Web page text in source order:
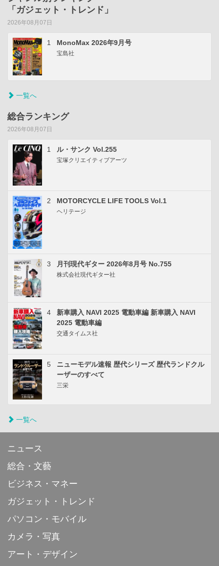
「ガジェット・トレンド」
2026年08月07日
1 MonoMax 2026年9月号
宝島社
一覧へ
総合ランキング
2026年08月07日
1 ル・サンク Vol.255
宝塚クリエイティブアーツ
2 MOTORCYCLE LIFE TOOLS Vol.1
ヘリテージ
3 月刊現代ギター 2026年8月号 No.755
株式会社現代ギター社
4
新車購入 NAVI 2025 電動車編 新車購入 NAVI
2025 電動車編
交通タイムス社
5
ニューモデル速報 歴代シリーズ 歴代ランドクル
ーザーのすべて
三栄
一覧へ
ニュース
総合・文藝
ビジネス・マネー
ガジェット・トレンド
パソコン・モバイル
カメラ・写真
アート・デザイン